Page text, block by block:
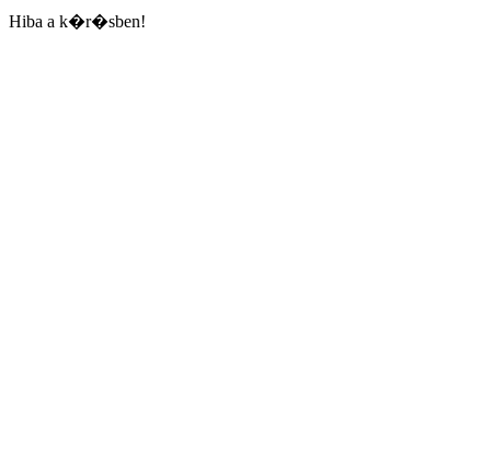
Hiba a k�r�sben!